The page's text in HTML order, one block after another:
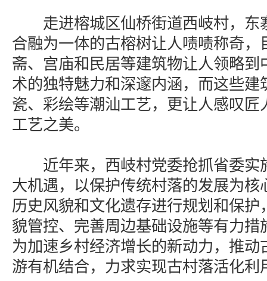
走进榕城区仙桥街道西岐村，东
合融为一体的古榕树让人啧啧称奇，
斋、宫庙和民居等建筑物让人领略到
术的独特魅力和深邃内涵，而这些建
瓷、彩绘等潮汕工艺，更让人感叹匠
工艺之美。
近年来，西岐村党委抢抓省委实
大机遇，以保护传统村落的发展为核
历史风貌和文化遗存进行规划和保护
貌管控、完善周边基础设施等有力措
为加速乡村经济增长的新动力，推动
游有机结合，力求实现古村落活化利